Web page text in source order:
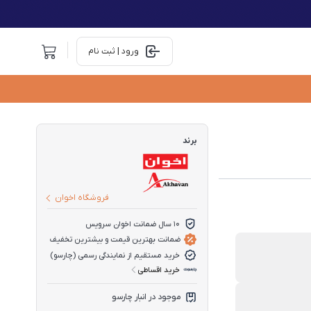
ورود | ثبت نام
برند
فروشگاه اخوان
10 سال ضمانت اخوان سرویس
ضمانت بهترین قیمت و بیشترین تخفیف
خرید مستقیم از نمایندگی رسمی (چارسو)
خرید اقساطی
موجود در انبار چارسو